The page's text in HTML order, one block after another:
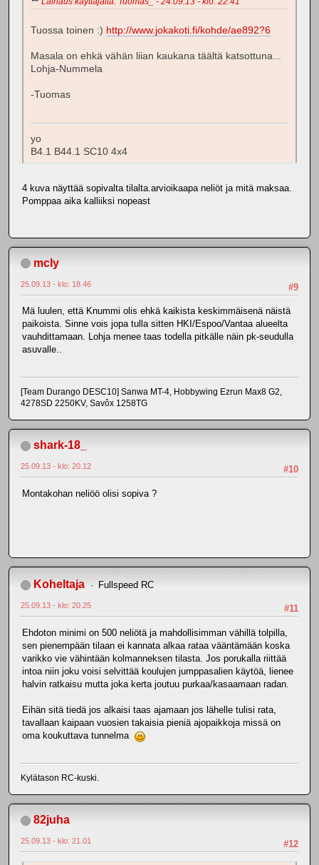
Tuossa toinen :) http://www.jokakoti.fi/kohde/ae892?6
Masala on ehkä vähän liian kaukana täältä katsottuna...
Lohja-Nummela
-Tuomas
yo
B4.1 B44.1 SC10 4x4
4 kuva näyttää sopivalta tilalta.arvioikaapa neliöt ja mitä maksaa.
Pomppaa aika kalliiksi nopeast
mcly
#9
25.09.13 - klo: 18.46
Mä luulen, että Knummi olis ehkä kaikista keskimmäisenä näistä
paikoista. Sinne vois jopa tulla sitten HKI/Espoo/Vantaa alueelta
vauhdittamaan. Lohja menee taas todella pitkälle näin pk-seudulla
asuvalle..
[Team Durango DESC10] Sanwa MT-4, Hobbywing Ezrun Max8 G2,
4278SD 2250KV, Savôx 1258TG
shark-18_
#10
25.09.13 - klo: 20.12
Montakohan neliöö olisi sopiva ?
Koheltaja Fullspeed RC
#11
25.09.13 - klo: 20.25
Ehdoton minimi on 500 neliötä ja mahdollisimman vähillä tolpilla,
sen pienempään tilaan ei kannata alkaa rataa vääntämään koska
varikko vie vähintään kolmanneksen tilasta. Jos porukalla riittää
intoa niin joku voisi selvittää koulujen jumppasalien käytöä, lienee
halvin ratkaisu mutta joka kerta joutuu purkaa/kasaamaan radan.
Eihän sitä tiedä jos alkaisi taas ajamaan jos lähelle tulisi rata,
tavallaan kaipaan vuosien takaisia pieniä ajopaikkoja missä on
oma koukuttava tunnelma
Kylätason RC-kuski.
82juha
#12
25.09.13 - klo: 21.01